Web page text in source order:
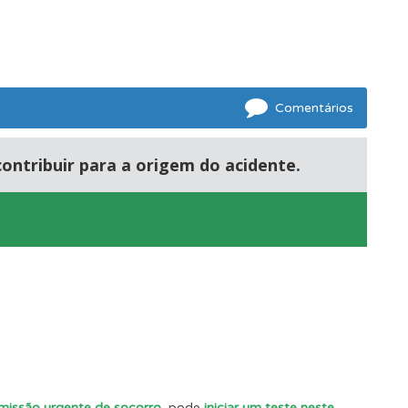
Comentários
para a origem do acidente.